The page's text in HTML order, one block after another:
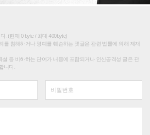
. (현재 0 byte / 최대 400byte)
를 침해하거나 명예를 훼손하는 댓글은 관련 법률에 의해 제재
설 등 비하하는 단어가 내용에 포함되거나 인신공격성 글은 관
니다.